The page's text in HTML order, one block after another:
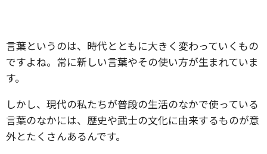
言葉というのは、時代とともに大きく変わっていくもの
ですよね。常に新しい言葉やその使い方が生まれていま
す。
しかし、現代の私たちが普段の生活のなかで使っている
言葉のなかには、歴史や武士の文化に由来するものが意
外とたくさんあるんです。